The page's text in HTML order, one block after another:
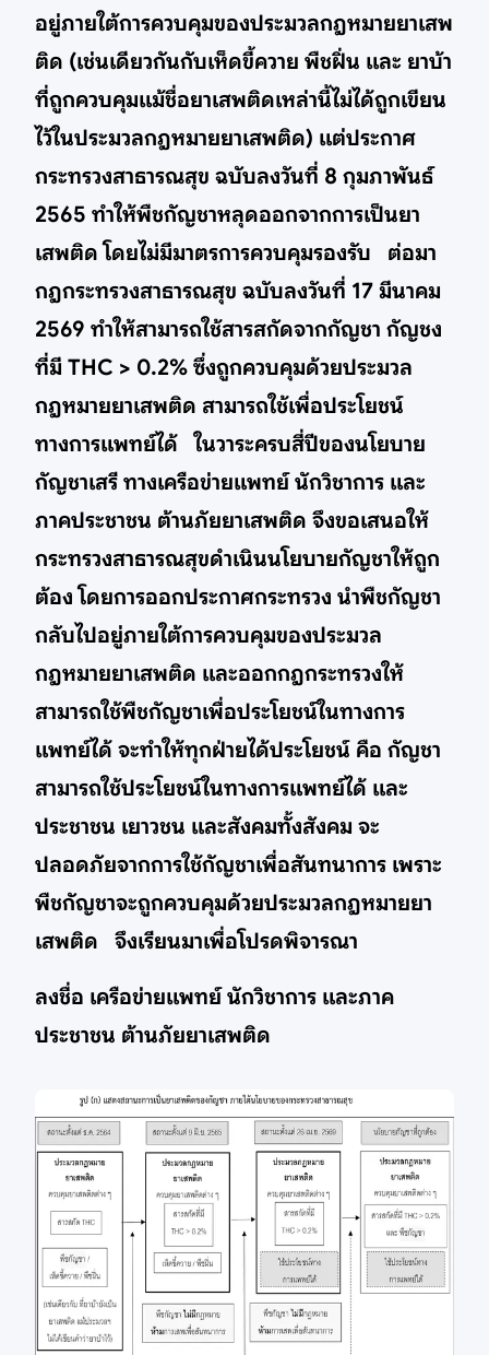
อยู่ภายใต้การควบคุมของประมวลกฎหมายยาเสพ
ติด (เช่นเดียวกันกับเห็ดขี้ควาย พืชฝิ่น และ ยาบ้า
ที่ถูกควบคุมแม้ชื่อยาเสพติดเหล่านี้ไม่ได้ถูกเขียน
ไว้ในประมวลกฎหมายยาเสพติด) แต่ประกาศ
กระทรวงสาธารณสุข ฉบับลงวันที่ 8 กุมภาพันธ์
2565 ทำให้พืชกัญชาหลุดออกจากการเป็นยา
เสพติด โดยไม่มีมาตรการควบคุมรองรับ ต่อมา
กฎกระทรวงสาธารณสุข ฉบับลงวันที่ 17 มีนาคม
2569 ทำให้สามารถใช้สารสกัดจากกัญชา กัญชง
ที่มี THC > 0.2% ซึ่งถูกควบคุมด้วยประมวล
กฎหมายยาเสพติด สามารถใช้เพื่อประโยชน์
ทางการแพทย์ได้ ในวาระครบสี่ปีของนโยบาย
กัญชาเสรี ทางเครือข่ายแพทย์ นักวิชาการ และ
ภาคประชาชน ต้านภัยยาเสพติด จึงขอเสนอให้
กระทรวงสาธารณสุขดำเนินนโยบายกัญชาให้ถูก
ต้อง โดยการออกประกาศกระทรวง นำพืชกัญชา
กลับไปอยู่ภายใต้การควบคุมของประมวล
กฎหมายยาเสพติด และออกกฎกระทรวงให้
สามารถใช้พืชกัญชาเพื่อประโยชน์ในทางการ
แพทย์ได้ จะทำให้ทุกฝ่ายได้ประโยชน์ คือ กัญชา
สามารถใช้ประโยชน์ในทางการแพทย์ได้ และ
ประชาชน เยาวชน และสังคมทั้งสังคม จะ
ปลอดภัยจากการใช้กัญชาเพื่อสันทนาการ เพราะ
พืชกัญชาจะถูกควบคุมด้วยประมวลกฎหมายยา
เสพติด จึงเรียนมาเพื่อโปรดพิจารณา
ลงชื่อ เครือข่ายแพทย์ นักวิชาการ และภาค
ประชาชน ต้านภัยยาเสพติด